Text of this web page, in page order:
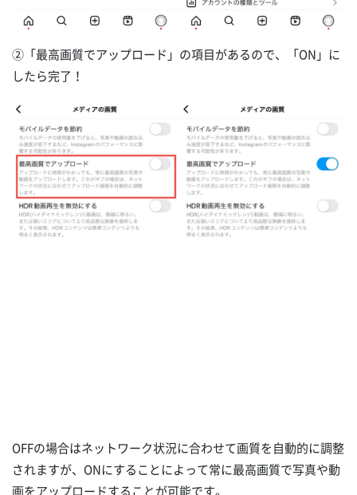
②「最高画質でアップロード」の項目があるので、「ON」に
したら完了！
OFFの場合はネットワーク状況に合わせて画質を自動的に調整
されますが、ONにすることによって常に最高画質で写真や動
画をアップロードすることが可能です。